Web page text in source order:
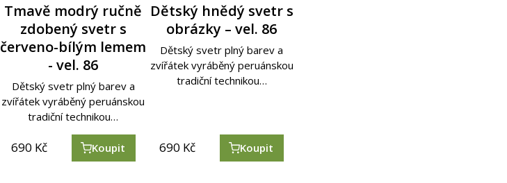
Tmavě modrý ručně
zdobený svetr s
červeno-bílým lemem
- vel. 86
Dětský svetr plný barev a
zvířátek vyráběný peruánskou
tradiční technikou…
690 Kč Koupit
Dětský hnědý svetr s
obrázky – vel. 86
Dětský svetr plný barev a
zvířátek vyráběný peruánskou
tradiční technikou…
690 Kč Koupit